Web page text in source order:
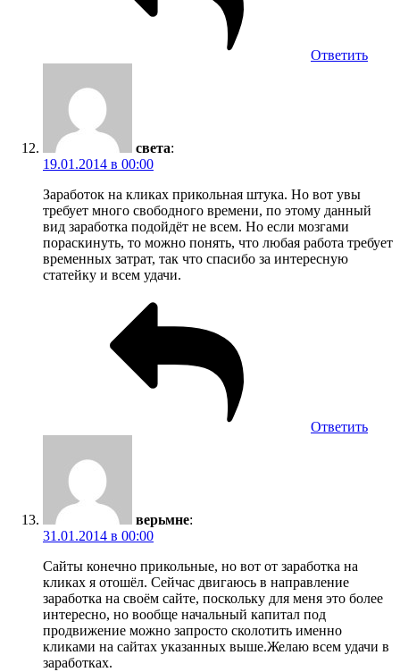
Ответить
света:
19.01.2014 в 00:00
Заработок на кликах прикольная штука. Но вот увы
требует много свободного времени, по этому данный
вид заработка подойдёт не всем. Но если мозгами
пораскинуть, то можно понять, что любая работа требует
временных затрат, так что спасибо за интересную
статейку и всем удачи.
Ответить
верьмне:
31.01.2014 в 00:00
Сайты конечно прикольные, но вот от заработка на
кликах я отошёл. Сейчас двигаюсь в направление
заработка на своём сайте, поскольку для меня это более
интересно, но вообще начальный капитал под
продвижение можно запросто сколотить именно
кликами на сайтах указанных выше.Желаю всем удачи в
заработках.